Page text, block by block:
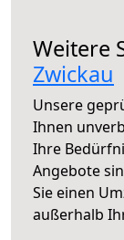
Weitere
Zwickau
Unsere
Ihnen
Ihre
Angebote
Sie einen
außerhalb